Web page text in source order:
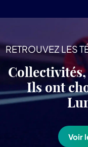
RETROUVEZ LES
Ils ont
Voir